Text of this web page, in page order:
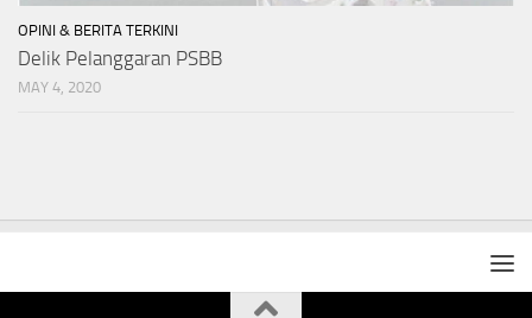
OPINI & BERITA TERKINI
Delik Pelanggaran PSBB
MAY 4, 2020